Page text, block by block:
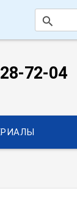
search
72-04